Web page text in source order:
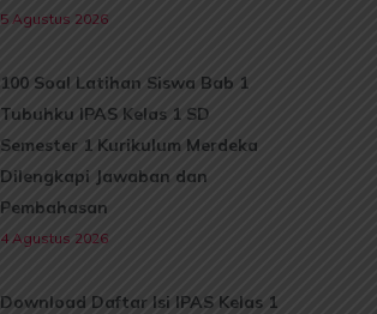
5 Agustus 2026
100 Soal Latihan Siswa Bab 1
Tubuhku IPAS Kelas 1 SD
Semester 1 Kurikulum Merdeka
Dilengkapi Jawaban dan
Pembahasan
4 Agustus 2026
Download Daftar Isi IPAS Kelas 1